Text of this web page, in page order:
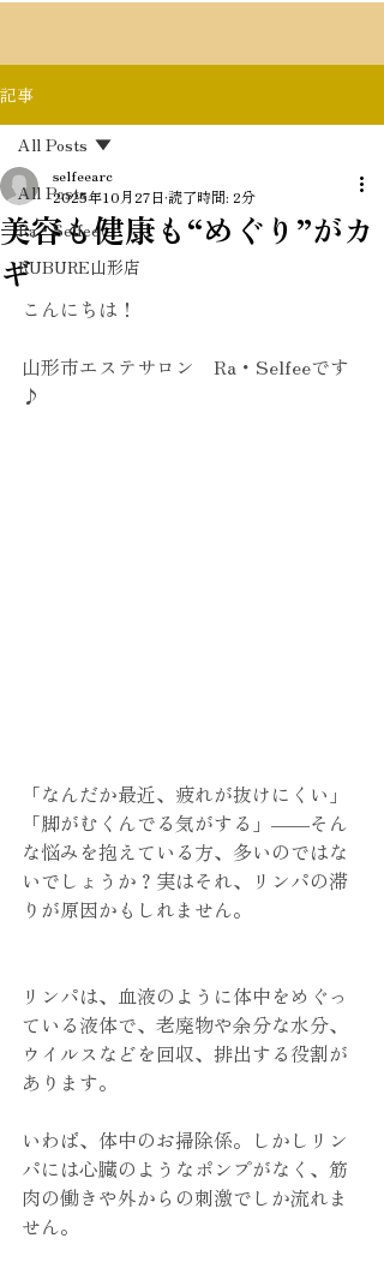
記事
All Posts
Ra・Selfee
RUBURE山形店
All Posts
美容も健康も“めぐり”がカ
ギ
selfeearc
2025年10月27日 読了時間: 2分
こんにちは！
山形市エステサロン　Ra・Selfeeです
♪
「なんだか最近、疲れが抜けにくい」
「脚がむくんでる気がする」――そん
な悩みを抱えている方、多いのではな
いでしょうか？実はそれ、リンパの滞
りが原因かもしれません。
リンパは、血液のように体中をめぐっ
ている液体で、老廃物や余分な水分、
ウイルスなどを回収、排出する役割が
あります。
いわば、体中のお掃除係。しかしリン
パには心臓のようなポンプがなく、筋
肉の働きや外からの刺激でしか流れま
せん。